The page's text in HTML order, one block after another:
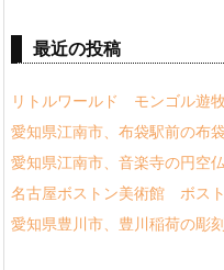
最近の投稿
リトルワールド モンゴル遊牧
愛知県江南市、布袋駅前の布袋
愛知県江南市、音楽寺の円空仏
名古屋ボストン美術館 ボス
愛知県豊川市、豊川稲荷の彫刻